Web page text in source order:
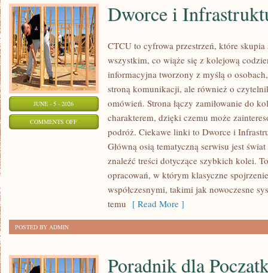
JUNE - 5 - 2026
COMMENTS OFFON
INFRASTRUKTURA
Dworce i
CTCU to cyfrowa przestrzeń, które skupia
wszystkim, co wiąże się z kolejową
informacyjna tworzony z myślą o
stroną komunikacji, ale również o
omówień. Strona łączy zamiłowanie do
charakterem, dzięki czemu może
podróż. Ciekawe linki to Dworce i
Główną osią tematyczną serwisu jest
znaleźć treści dotyczące szybkich kolei.
opracowań, w którym klasyczne
współczesnymi, takimi jak nowoczesne
temu [ Read More ]
POSTED BY ADMIN
Poradnik dla